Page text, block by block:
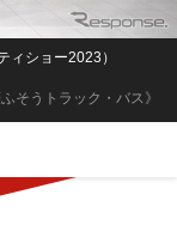
そうトラック・バス》
ィショー2023）